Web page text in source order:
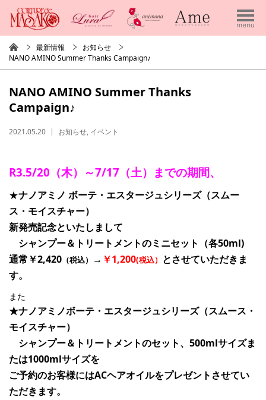
最新情報
お知らせ
NANO AMINO Summer Thanks Campaign♪
NANO AMINO Summer Thanks
Campaign♪
2021.05.20 お知らせ, イベント
R3.5/20（木）～7/17（土）までの期間、
★ナノアミノ ボーテ・エスタージュシリーズ（スムー
ス・モイスチャー）
新発売記念といたしまして
シャンプー＆トリートメントのミニセット（各50ml)
通常￥2,420 （税込） → ￥1,200(税込） とさせていただきま
す。
また
★ナノアミノボーテ・エスタージュシリーズ（スムース・
モイスチャー）
シャンプー＆トリートメントのセット、500mlサイズま
たは1000mlサイズを
ご予約のお客様にはACヘアオイルをプレゼントさせてい
ただきます。